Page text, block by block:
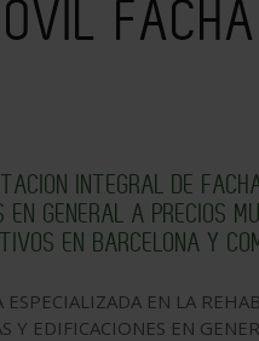
INTEGRAL DE
EN GENERAL A PRECIOS
EN BARCELONA Y
ESPECIALIZADA EN LA
Y EDIFICACIONES EN